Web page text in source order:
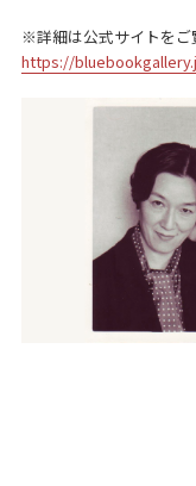
※詳細は公式サイトをご
https://